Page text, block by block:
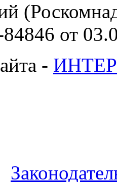
от
-